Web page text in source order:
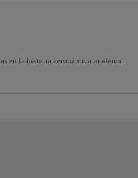
en la historia aeronáutica moderna